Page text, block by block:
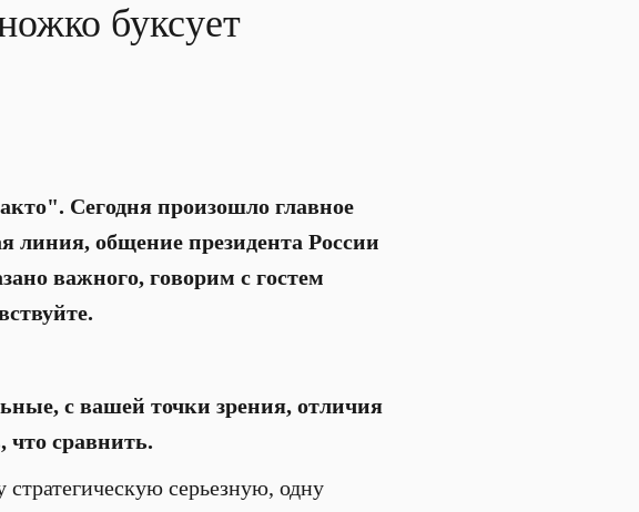
буксует
Сегодня произошло главное
линия, общение президента России
важного, говорим с гостем
с вашей точки зрения, отличия
сравнить.
серьезную, одну